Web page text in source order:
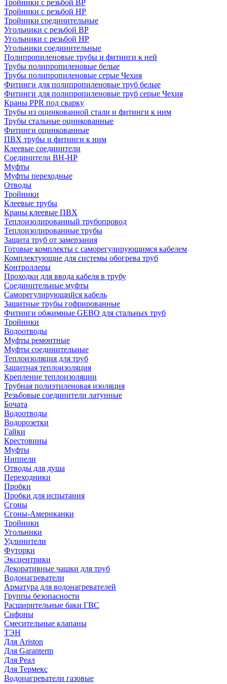
Тройники с резьбой ВР
Тройники с резьбой НР
Тройники соединительные
Угольники с резьбой ВР
Угольники с резьбой НР
Угольники соединительные
Полипропиленовые трубы и фитинги к ней
Трубы полипропиленовые белые
Трубы полипропиленовые серые Чехия
Фитинги для полипропиленовые труб белые
Фитинги для полипропиленовые труб серые Чехия
Краны PPR под сварку
Трубы из оцинкованной стали и фитинги к ним
Трубы стальные оцинкованные
Фитинги оцинкованные
ПВХ трубы и фитинги к ним
Клеевые соединители
Соединители ВН-НР
Муфты
Муфты переходные
Отводы
Тройники
Клеевые трубы
Краны клеевые ПВХ
Теплоизолированный трубопровод
Теплоизолированные трубы
Защита труб от замерзания
Готовые комплекты с саморегулирующимся кабелем
Комплектующие для системы обогрева труб
Контроллеры
Проходки для ввода кабеля в трубу
Соединительные муфты
Саморегулирующийся кабель
Защитные трубы гофрированные
Фитинги обжимные GEBO для стальных труб
Тройники
Водоотводы
Муфты ремонтные
Муфты соединительные
Теплоизоляция для труб
Защитная теплоизоляция
Крепление теплоизоляции
Трубная полиэтиленовая изоляция
Резьбовые соединители латунные
Бочата
Водоотводы
Водорозетки
Гайки
Крестовины
Муфты
Ниппели
Отводы для душа
Переходники
Пробки
Пробки для испытания
Сгоны
Сгоны-Американки
Тройники
Угольники
Удлинители
Футорки
Эксцентрики
Декоративные чашки для труб
Водонагреватели
Арматура для водонагревателей
Группы безопасности
Расширительные баки ГВС
Сифоны
Смесительные клапаны
ТЭН
Для Ariston
Для Garanterm
Для Реал
Для Термекс
Водонагреватели газовые